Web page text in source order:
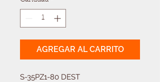
AGREGAR AL CARRITO
S-35PZ1-80 DEST